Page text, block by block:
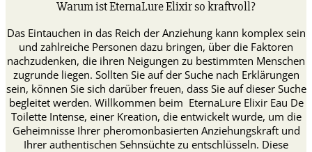
Warum ist EternaLure Elixir so kraftvoll?
Das Eintauchen in das Reich der Anziehung kann komplex sein
und zahlreiche Personen dazu bringen, über die Faktoren
nachzudenken, die ihren Neigungen zu bestimmten Menschen
zugrunde liegen. Sollten Sie auf der Suche nach Erklärungen
sein, können Sie sich darüber freuen, dass Sie auf dieser Suche
begleitet werden. Willkommen beim EternaLure Elixir Eau De
Toilette Intense, einer Kreation, die entwickelt wurde, um die
Geheimnisse Ihrer pheromonbasierten Anziehungskraft und
Ihrer authentischen Sehnsüchte zu entschlüsseln. Diese